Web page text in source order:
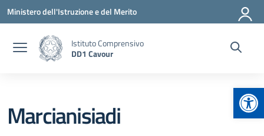
Vai ai contenuti
Vai al menu di navigazione
Vai al footer
Ministero dell'Istruzione e del Merito
Istituto Comprensivo
DD1 Cavour
Marcianisiadi